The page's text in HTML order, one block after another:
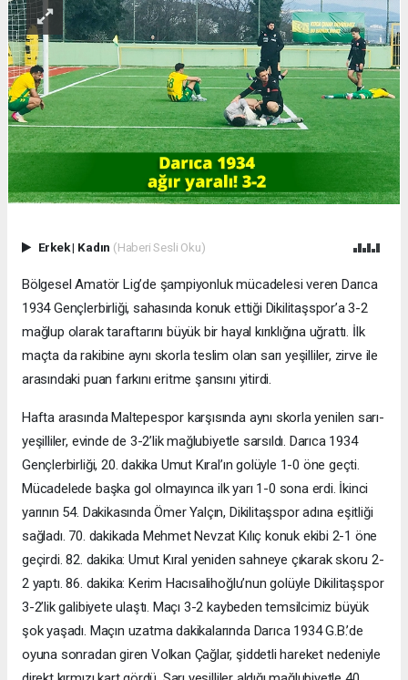
Erkek| Kadın (Haberi Sesli Oku)
Bölgesel Amatör Lig’de şampiyonluk mücadelesi veren Darıca
1934 Gençlerbirliği, sahasında konuk ettiği Dikilitaşspor’a 3-2
mağlup olarak taraftarını büyük bir hayal kırıklığına uğrattı. İlk
maçta da rakibine aynı skorla teslim olan sarı yeşilliler, zirve ile
arasındaki puan farkını eritme şansını yitirdi.
Hafta arasında Maltepespor karşısında aynı skorla yenilen sarı-
yeşilliler, evinde de 3-2’lik mağlubiyetle sarsıldı. Darıca 1934
Gençlerbirliği, 20. dakika Umut Kıral’ın golüyle 1-0 öne geçti.
Mücadelede başka gol olmayınca ilk yarı 1-0 sona erdi. İkinci
yarının 54. Dakikasında Ömer Yalçın, Dikilitaşspor adına eşitliği
sağladı. 70. dakikada Mehmet Nevzat Kılıç konuk ekibi 2-1 öne
geçirdi. 82. dakika: Umut Kıral yeniden sahneye çıkarak skoru 2-
2 yaptı. 86. dakika: Kerim Hacısalihoğlu’nun golüyle Dikilitaşspor
3-2’lik galibiyete ulaştı. Maçı 3-2 kaybeden temsilcimiz büyük
şok yaşadı. Maçın uzatma dakikalarında Darıca 1934 G.B.’de
oyuna sonradan giren Volkan Çağlar, şiddetli hareket nedeniyle